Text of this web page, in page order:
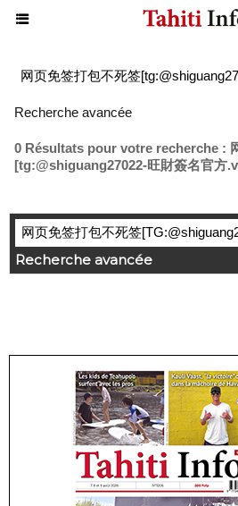
Recherche avancée
0 Résultats pour votre recherche :
[tg:@shiguang27022-旺財簽名官方
Recherche avancée